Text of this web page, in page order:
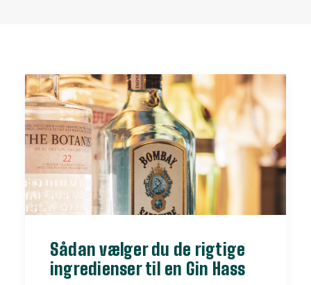
Sådan vælger du de rigtige
ingredienser til en Gin Hass